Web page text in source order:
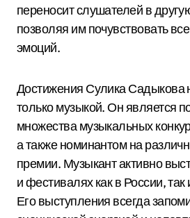
переносит слушателей в
позволяя им почувствовать
эмоций.
Достижения Сулика Садыкова
только музыкой. Он является
множества музыкальных
а также номинантом на
премии. Музыкант активно
и фестивалях как в России,
Его выступления всегда